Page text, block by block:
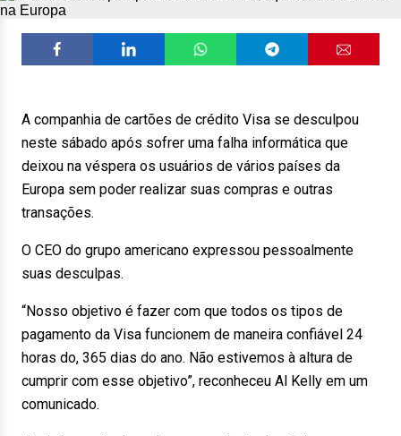
A companhia de cartões de crédito Visa se desculpou
neste sábado após sofrer uma falha informática que
deixou na véspera os usuários de vários países da
Europa sem poder realizar suas compras e outras
transações.
O CEO do grupo americano expressou pessoalmente
suas desculpas.
“Nosso objetivo é fazer com que todos os tipos de
pagamento da Visa funcionem de maneira confiável 24
horas do, 365 dias do ano. Não estivemos à altura de
cumprir com esse objetivo”, reconheceu Al Kelly em um
comunicado.